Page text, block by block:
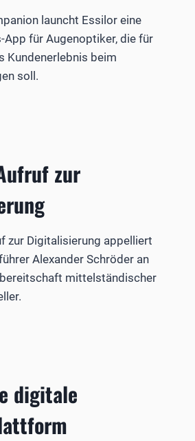
launcht Essilor eine
App für Augenoptiker, die für
Kundenerlebnis beim
soll.
zur
zur Digitalisierung appelliert
Alexander Schröder an
mittelständischer
digitale